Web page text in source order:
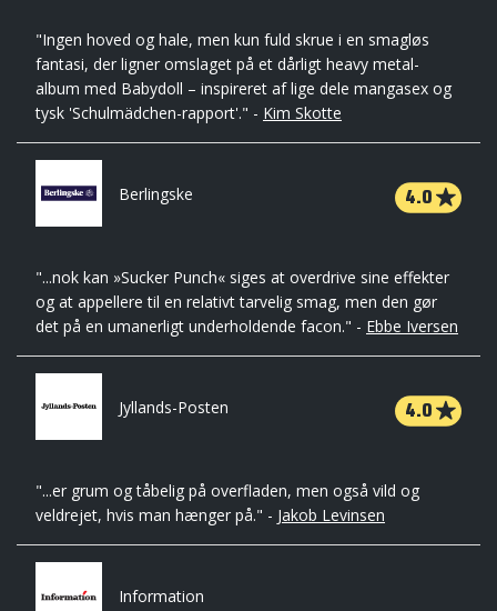
"Ingen hoved og hale, men kun fuld skrue i en smagløs
fantasi, der ligner omslaget på et dårligt heavy metal-
album med Babydoll – inspireret af lige dele mangasex og
tysk 'Schulmädchen-rapport'." - Kim Skotte
Berlingske 4.0
"...nok kan »Sucker Punch« siges at overdrive sine effekter
og at appellere til en relativt tarvelig smag, men den gør
det på en umanerligt underholdende facon." - Ebbe Iversen
Jyllands-Posten 4.0
"...er grum og tåbelig på overfladen, men også vild og
veldrejet, hvis man hænger på." - Jakob Levinsen
Information